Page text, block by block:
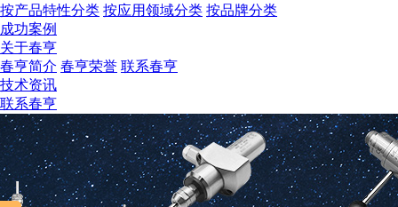
按产品特性分类 按应用领域分类 按品牌分类
成功案例
关于春亨
春亨简介 春亨荣誉 联系春亨
技术资讯
联系春亨